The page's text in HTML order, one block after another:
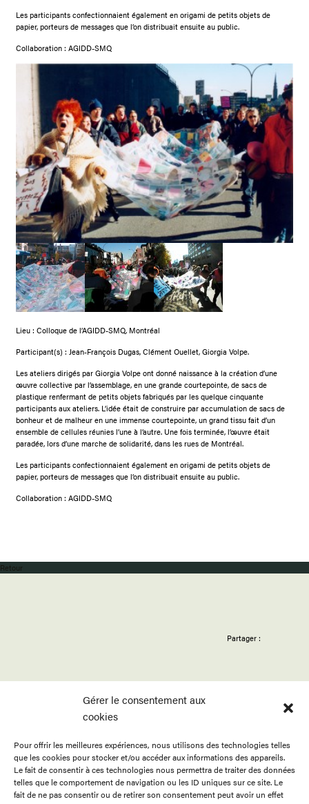
Gérer le consentement aux
cookies
Pour offrir les meilleures expériences, nous utilisons des technologies telles
que les cookies pour stocker et/ou accéder aux informations des appareils.
Le fait de consentir à ces technologies nous permettra de traiter des données
telles que le comportement de navigation ou les ID uniques sur ce site. Le
fait de ne pas consentir ou de retirer son consentement peut avoir un effet
Les participants confectionnaient également en origami de petits objets de
papier, porteurs de messages que l’on distribuait ensuite au public.
Collaboration : AGIDD-SMQ
Lieu : Colloque de l’AGIDD-SMQ, Montréal
Participant(s) : Jean-François Dugas, Clément Ouellet, Giorgia Volpe.
Les ateliers dirigés par Giorgia Volpe ont donné naissance à la création d’une
œuvre collective par l’assemblage, en une grande courtepointe, de sacs de
plastique renfermant de petits objets fabriqués par les quelque cinquante
participants aux ateliers. L’idée était de construire par accumulation de sacs de
bonheur et de malheur en une immense courtepointe, un grand tissu fait d’un
ensemble de cellules réunies l’une à l’autre. Une fois terminée, l’œuvre était
paradée, lors d’une marche de solidarité, dans les rues de Montréal.
Les participants confectionnaient également en origami de petits objets de
papier, porteurs de messages que l’on distribuait ensuite au public.
Collaboration : AGIDD-SMQ
Retour
Partager :
ACCUEIL
PROGRAMMATION
RESSOURCES
APPELS
PUBLICATIONS
À PROPOS
BOUTIQUE
CONTACT
ENGLISH